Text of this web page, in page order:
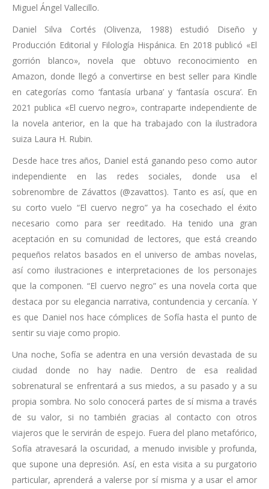
Miguel Ángel Vallecillo.
Daniel Silva Cortés (Olivenza, 1988) estudió Diseño y
Producción Editorial y Filología Hispánica. En 2018 publicó «El
gorrión blanco», novela que obtuvo reconocimiento en
Amazon, donde llegó a convertirse en best seller para Kindle
en categorías como ‘fantasía urbana’ y ‘fantasía oscura’. En
2021 publica «El cuervo negro», contraparte independiente de
la novela anterior, en la que ha trabajado con la ilustradora
suiza Laura H. Rubin.
Desde hace tres años, Daniel está ganando peso como autor
independiente en las redes sociales, donde usa el
sobrenombre de Závattos (@zavattos). Tanto es así, que en
su corto vuelo “El cuervo negro” ya ha cosechado el éxito
necesario como para ser reeditado. Ha tenido una gran
aceptación en su comunidad de lectores, que está creando
pequeños relatos basados en el universo de ambas novelas,
así como ilustraciones e interpretaciones de los personajes
que la componen. “El cuervo negro” es una novela corta que
destaca por su elegancia narrativa, contundencia y cercanía. Y
es que Daniel nos hace cómplices de Sofía hasta el punto de
sentir su viaje como propio.
Una noche, Sofía se adentra en una versión devastada de su
ciudad donde no hay nadie. Dentro de esa realidad
sobrenatural se enfrentará a sus miedos, a su pasado y a su
propia sombra. No solo conocerá partes de sí misma a través
de su valor, si no también gracias al contacto con otros
viajeros que le servirán de espejo. Fuera del plano metafórico,
Sofía atravesará la oscuridad, a menudo invisible y profunda,
que supone una depresión. Así, en esta visita a su purgatorio
particular, aprenderá a valerse por sí misma y a usar el amor